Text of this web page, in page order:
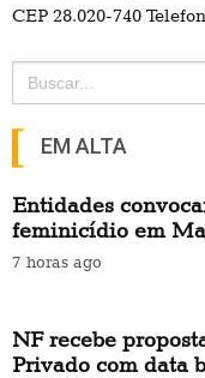
CEP 28.020-740
Search
for:
EM ALTA
Entidades
feminicídio em
7 horas ago
NF recebe
Privado com data